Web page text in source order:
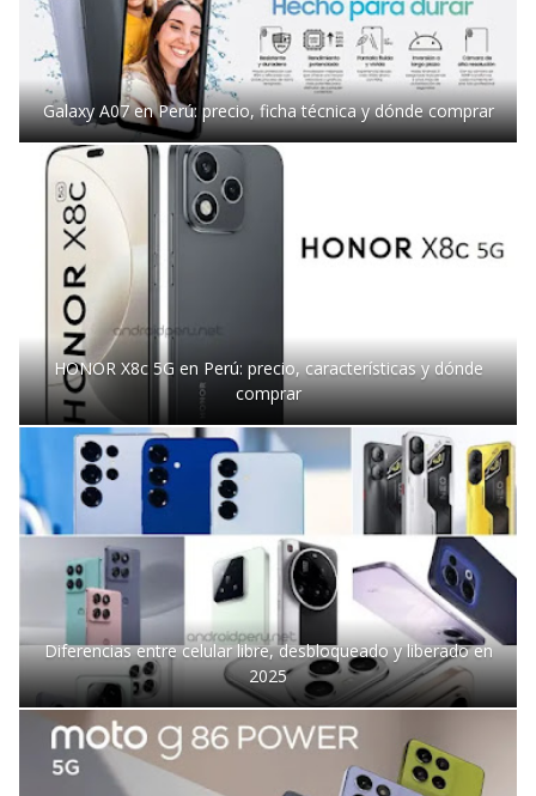
Galaxy A07 en Perú: precio, ficha técnica y dónde comprar
HONOR X8c 5G en Perú: precio, características y dónde
comprar
Diferencias entre celular libre, desbloqueado y liberado en
2025